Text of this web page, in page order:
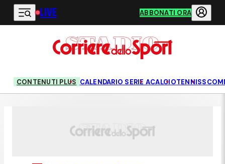
Vai al contenuto principale
LIVE ABBONATI ORA
CONTENUTI PLUS CALENDARIO SERIE ACALCIOTENNIS